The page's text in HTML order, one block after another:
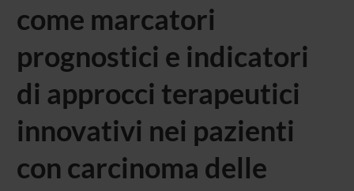
come marcatori
prognostici e indicatori
di approcci terapeutici
innovativi nei pazienti
con carcinoma delle